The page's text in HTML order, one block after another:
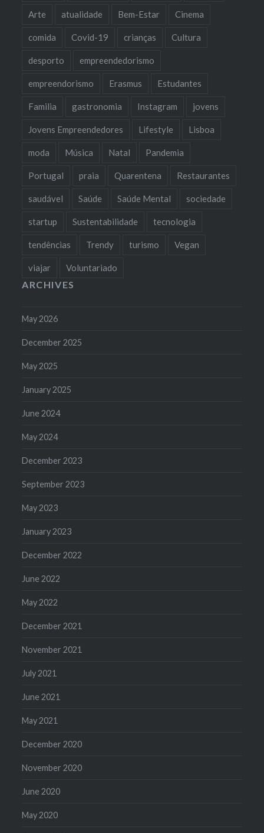
Arte atualidade Bem-Estar Cinema
comida Covid-19 crianças Cultura
desporto empreendedorismo
empreendorismo Erasmus Estudantes
Familia gastronomia Instagram jovens
Jovens Empreendedores Lifestyle Lisboa
moda Música Natal Pandemia
Portugal praia Quarentena Restaurantes
saudável Saúde Saúde Mental sociedade
startup Sustentabilidade tecnologia
tendências Trendy turismo Vegan
viajar Voluntariado
ARCHIVES
May 2026
December 2025
May 2025
January 2025
June 2024
May 2024
December 2023
September 2023
May 2023
January 2023
December 2022
June 2022
May 2022
December 2021
November 2021
July 2021
June 2021
May 2021
December 2020
November 2020
June 2020
May 2020